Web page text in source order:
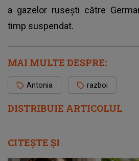
DISTRIBUIE ARTICOLUL
a gazelor ruseşti către
timp suspendat.
MAI MULTE DESPRE:
Antonia razboi
CITEȘTE ȘI